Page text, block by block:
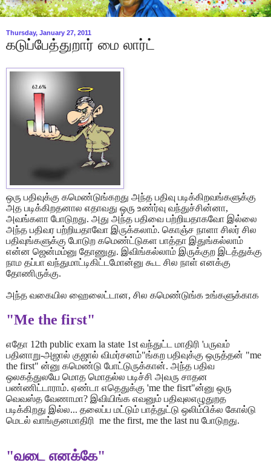
Thursday, January 27, 2011
கடுப்பேத்துறார் மை லார்ட்
ஒரு பதிவுக்கு கமெண்டுங்கறது அந்த பதிவு படிக்கிறவங்களுக்கு
அத படிக்கிறதனால எதாவது ஒரு உண்ர்வு வந்துச்சின்னா,
அவங்களா போடுறது. அது அந்த பதிவை பற்றியதாகவோ இல்லை
அந்த பதிவர பற்றியதாவோ இருக்கலாம். கொஞ்ச நாளா சிலர் சில
பதிவுங்களுக்கு போடுற கமெண்ட்டுகள பாத்தா இதுங்கல்லாம்
என்ன ஜென்மம்னு தோணுது. இவிங்கல்லாம் இருக்குற இடத்துக்கு
நாம தப்பா வந்துமாட்டிகிட்டமோன்னு கூட சில நாள் எனக்கு
தோணிருக்கு.
அந்த வகையில ஹைலைட்டான, சில கமெண்டுங்க உங்களுக்காக
"Me the first"
எதோ 12th public exam la state 1st வந்துட்ட மாதிரி 'பருவம்
பதினாறு-அஜால் குஜால் விமர்சனம்"ங்கற பதிவுக்கு ஒருத்தன் "me
the first" ன்னு கமெண்டு போட்டுருக்கான். அந்த பதிவ
ஒலகத்துலயே மொத மொதல்ல படிச்சி அவரு சாதன
பண்ணிட்டாராம். ஏண்டா எதெதுக்கு 'me the fisrt"ன்னு ஒரு
வெவஸ்த வேணாமா? இவியிங்க எவனும் பதிவுலஎழுதுறத
படிக்கிறது இல்ல... தலைப்ப மட்டும் பாத்துட்டு ஒலிம்பிக்ல கோல்டு
மெடல் வாங்குனமாதிரி me the first, me the last nu போடுறது.
"வடை எனக்கே"